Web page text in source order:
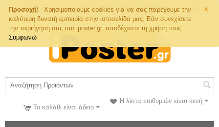
×
Προσοχή!
Χρησιμοποιούμε cookies για να σας παρέχουμε την
καλύτερη δυνατή εμπειρία στην ιστοσελίδα μας. Εάν συνεχίσετε
την περιήγηση σας στο iposter.gr, αποδέχεστε τη χρήση τους.
Συμφωνώ
Τηλ. Παραγγελιών
Η λίστα επιθυμιών είναι κενή
Το καλάθι είναι άδειο